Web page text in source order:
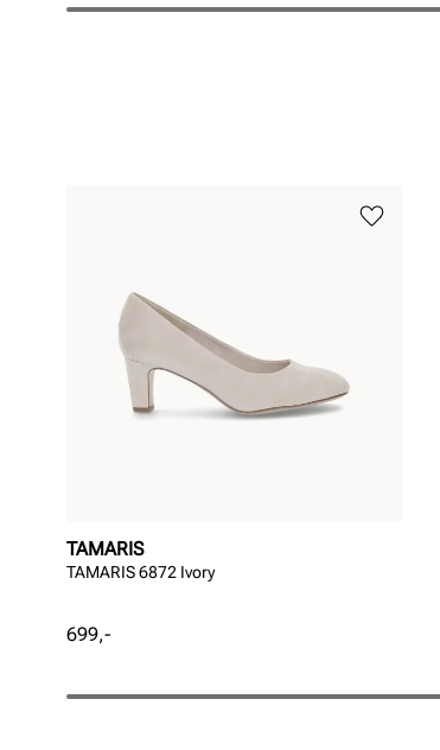
TAMARIS
TAMARIS 6872 Ivory
Pris
699,-